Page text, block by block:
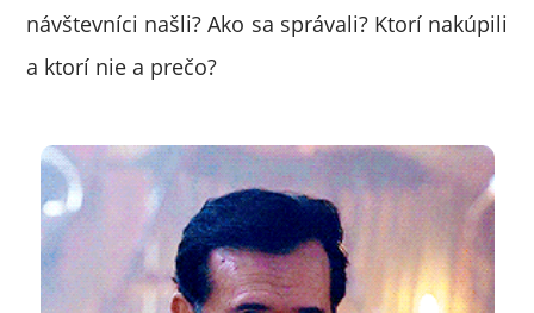
návštevníci našli? Ako sa správali? Ktorí nakúpili
a ktorí nie a prečo?